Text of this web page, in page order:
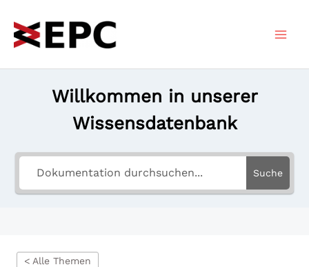
Inhalt
springen
Willkommen in unserer
Wissensdatenbank
Suche
< Alle Themen